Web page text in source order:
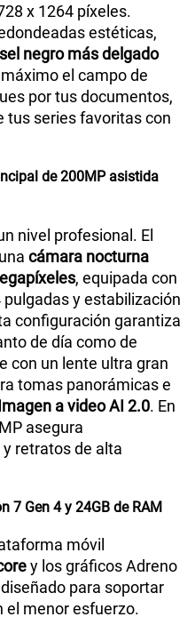
x 1264 píxeles.
estéticas,
negro más delgado
el campo de
por tus documentos,
tus series favoritas con
de 200MP asistida
nivel profesional. El
cámara nocturna
, equipada con
y estabilización
configuración garantiza
de día como de
con un lente ultra gran
tomas panorámicas e
a video AI 2.0. En
asegura
retratos de alta
7 Gen 4 y 24GB de RAM
móvil
y los gráficos Adreno
para soportar
el menor esfuerzo.